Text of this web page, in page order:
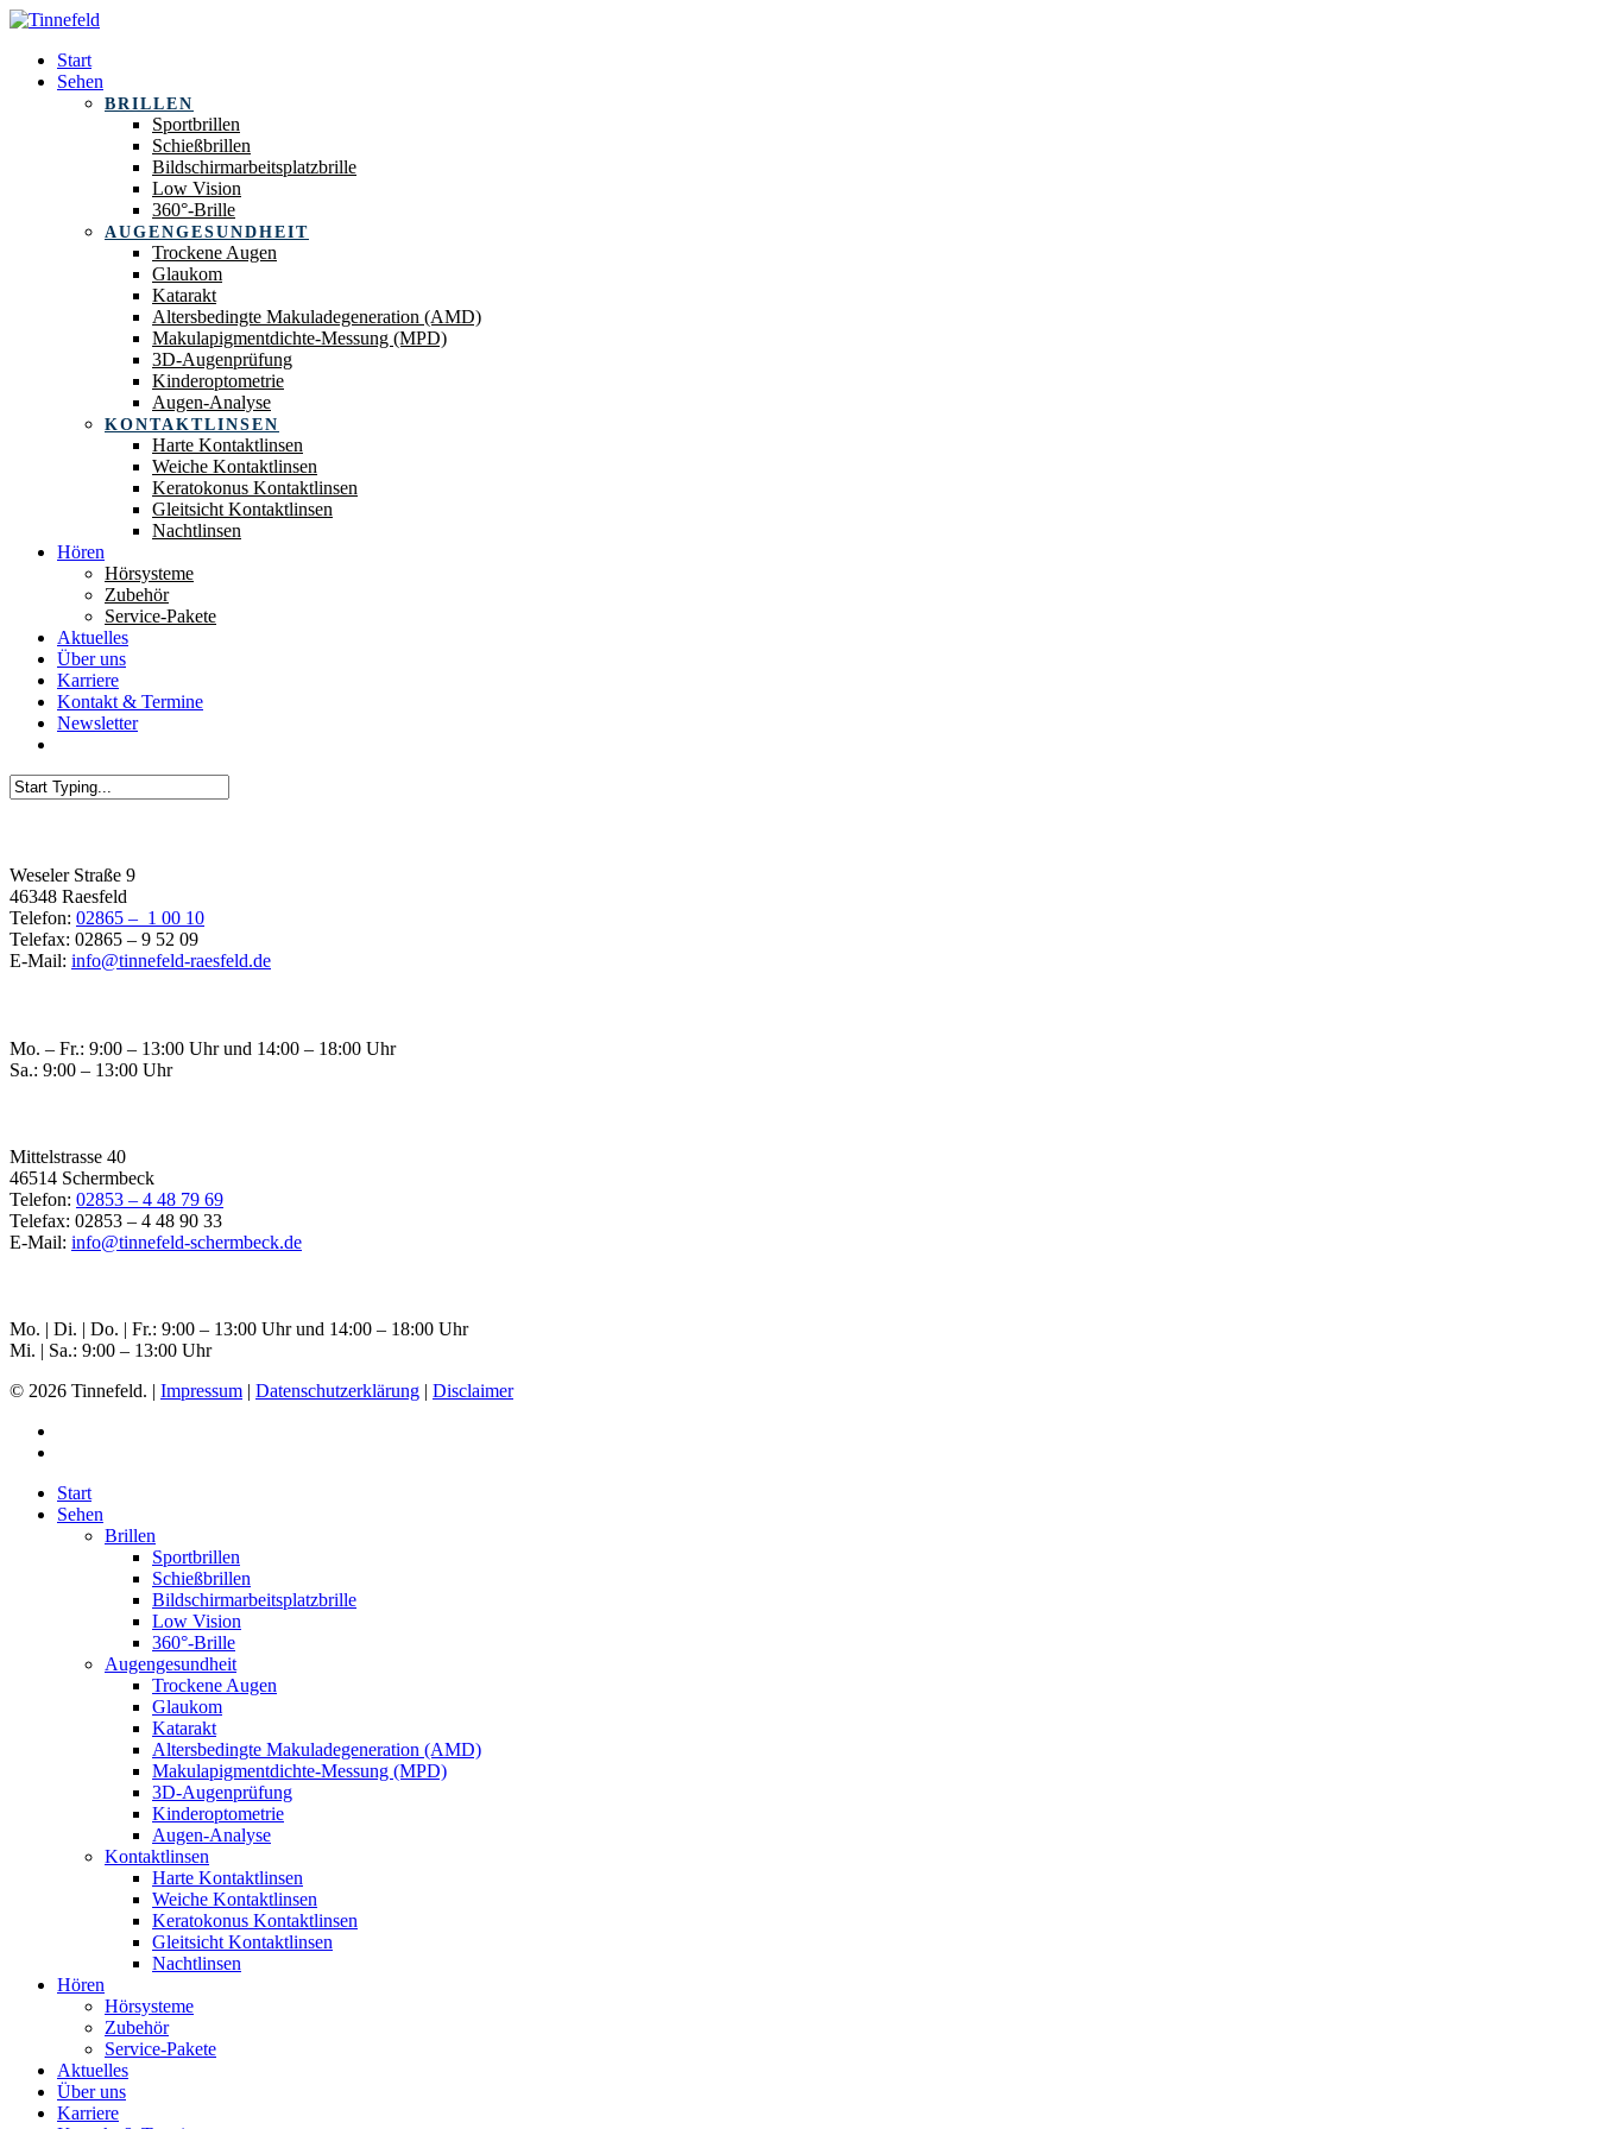
Start
Sehen
BRILLEN
Sportbrillen
Schießbrillen
Bildschirmarbeitsplatzbrille
Low Vision
360°-Brille
AUGENGESUNDHEIT
Trockene Augen
Glaukom
Katarakt
Altersbedingte Makuladegeneration (AMD)
Makulapigmentdichte-Messung (MPD)
3D-Augenprüfung
Kinderoptometrie
Augen-Analyse
KONTAKTLINSEN
Harte Kontaktlinsen
Weiche Kontaktlinsen
Keratokonus Kontaktlinsen
Gleitsicht Kontaktlinsen
Nachtlinsen
Hören
Hörsysteme
Zubehör
Service-Pakete
Aktuelles
Über uns
Karriere
Kontakt & Termine
Newsletter
Weseler Straße 9
46348 Raesfeld
Telefon: 02865 – 1 00 10
Telefax: 02865 – 9 52 09
E-Mail: info@tinnefeld-raesfeld.de
Mo. – Fr.: 9:00 – 13:00 Uhr und 14:00 – 18:00 Uhr
Sa.: 9:00 – 13:00 Uhr
Mittelstrasse 40
46514 Schermbeck
Telefon: 02853 – 4 48 79 69
Telefax: 02853 – 4 48 90 33
E-Mail: info@tinnefeld-schermbeck.de
Mo. | Di. | Do. | Fr.: 9:00 – 13:00 Uhr und 14:00 – 18:00 Uhr
Mi. | Sa.: 9:00 – 13:00 Uhr
© 2026 Tinnefeld. | Impressum | Datenschutzerklärung | Disclaimer
Start
Sehen
Brillen
Sportbrillen
Schießbrillen
Bildschirmarbeitsplatzbrille
Low Vision
360°-Brille
Augengesundheit
Trockene Augen
Glaukom
Katarakt
Altersbedingte Makuladegeneration (AMD)
Makulapigmentdichte-Messung (MPD)
3D-Augenprüfung
Kinderoptometrie
Augen-Analyse
Kontaktlinsen
Harte Kontaktlinsen
Weiche Kontaktlinsen
Keratokonus Kontaktlinsen
Gleitsicht Kontaktlinsen
Nachtlinsen
Hören
Hörsysteme
Zubehör
Service-Pakete
Aktuelles
Über uns
Karriere